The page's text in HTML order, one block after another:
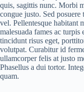
quis, sagittis nunc. Morbi
congue justo. Sed
vel. Pellentesque habitant
malesuada fames ac turpis
tincidunt risus eget,
volutpat. Curabitur id
ullamcorper felis at justo
Phasellus a dui tortor.
quam.